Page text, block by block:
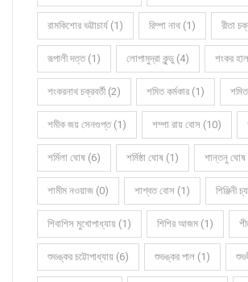
রামকিশোর ভট্টাচার্য (1) রিম্পা নাথ (1) রীতা
রূপালী দত্ত (1) লোপামুদ্রা কুন্ডু (4) শংকর
শংকরনাথ চক্রবর্তী (2) শমিত কর্মকার (1)
শমীক জয় সেনগুপ্ত (1) শম্পা রায় বোস (10)
শর্মিলা ঘোষ (6) শর্মিষ্ঠা ঘোষ (1) শান্তনু
শামীম নওয়াজ (0) শাশ্বত বোস (1) শিঞ্জিনী
শিবাশিস মুখোপাধ্যায় (1) শিশির আজম (1)
শুভঙ্কর চট্টোপাধ্যায় (6) শুভঙ্কর পাল (1)